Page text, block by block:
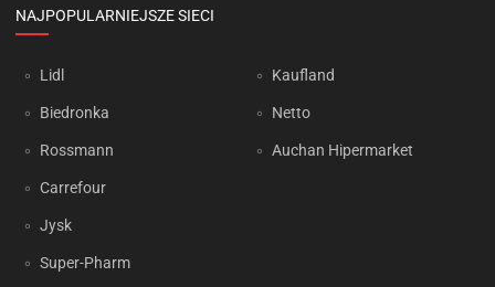
NAJPOPULARNIEJSZE SIECI
Lidl
Biedronka
Rossmann
Carrefour
Jysk
Super-Pharm
Kaufland
Netto
Auchan Hipermarket